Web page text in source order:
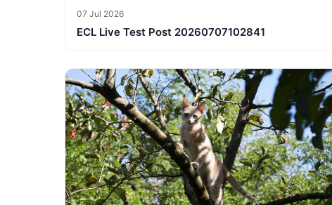
07 Jul 2026
ECL Live Test Post 20260707102841